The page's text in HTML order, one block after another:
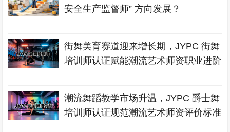
安全生产监督师” 方向发展？
街舞美育赛道迎来增长期，JYPC 街舞
培训师认证赋能潮流艺术师资职业进阶
潮流舞蹈教学市场升温，JYPC 爵士舞
培训师认证规范潮流艺术师资评价标准